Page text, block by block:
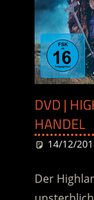
DVD |
HANDEL
14/12/
Der